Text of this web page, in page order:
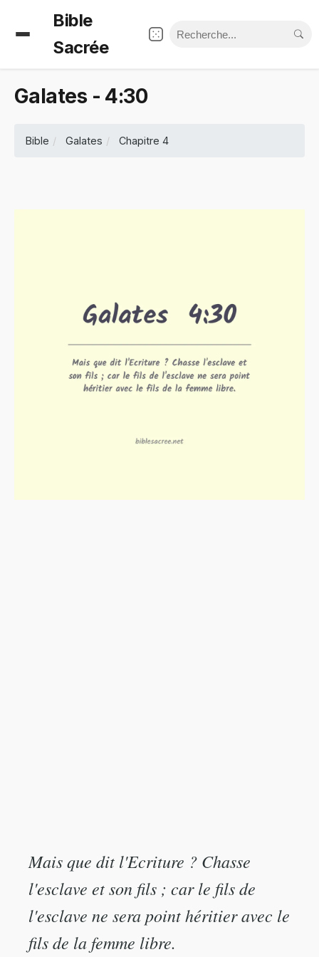
Bible
Sacrée
Galates - 4:30
Bible Galates Chapitre 4
Mais que dit l'Ecriture ? Chasse
l'esclave et son fils ; car le fils de
l'esclave ne sera point héritier avec le
fils de la femme libre.